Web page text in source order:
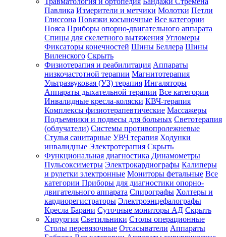
Павлика Измерители и метчики Молотки Петли
Глиссона Повязки косыночные Все категории
Пояса Приборы опорно-двигательного аппарата
Спицы для скелетного вытяжения Угломеры
Фиксаторы конечностей Шины Беллера Шины
Виленского Скрыть
Физиотерапия и реабилитация Аппараты
низкочастотной терапии Магнитотерапия
Ультразвуковая (УЗ) терапия Ингаляторы
Аппараты дыхательной терапии Все категории
Инвалидные кресла-коляски КВЧ-терапия
Комплексы физиотерапевтические Массажеры
Подъемники и подвесы для больных Светотерапия
(облучатели) Системы противопролежневые
Стулья санитарные УВЧ терапия Ходунки
инвалидные Электротерапия Скрыть
Функциональная диагностика Динамометры
Пульсоксиметры Электрокардиографы Калиперы
и рулетки электронные Мониторы фетальные Все
категории Приборы для диагностики опорно-
двигательного аппарата Спирографы Холтеры и
кардиорегистраторы Электроэнцефалографы
Кресла Барани Суточные мониторы АД Скрыть
Хирургия Светильники Столы операционные
Столы перевязочные Отсасыватели Аппараты